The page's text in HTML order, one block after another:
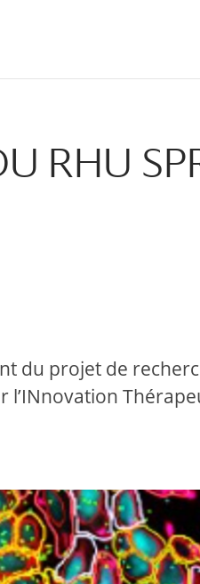
RHU
du projet de
l’INnovation